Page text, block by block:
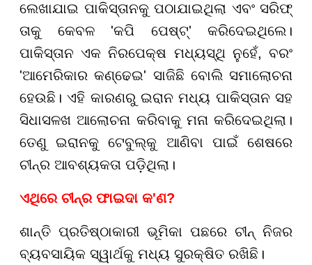
ଲେଖାଯାଇ ପାକିସ୍ତାନକୁ ପଠାଯାଇଥିଲା ଏବଂ ସରିଫ୍
ତାକୁ କେବଳ 'କପି ପେଷ୍ଟ୍' କରିଦେଇଥିଲେ।
ପାକିସ୍ତାନ ଏକ ନିରପେକ୍ଷ ମଧ୍ୟସ୍ଥି ନୁହେଁ, ବରଂ
'ଆମେରିକାର କଣ୍ଢେଇ' ସାଜିଛି ବୋଲି ସମାଲୋଚନା
ହେଉଛି। ଏହି କାରଣରୁ ଇରାନ ମଧ୍ୟ ପାକିସ୍ତାନ ସହ
ସିଧାସଳଖ ଆଲୋଚନା କରିବାକୁ ମନା କରିଦେଇଥିଲା।
ତେଣୁ ଇରାନକୁ ଟେବୁଲ୍କୁ ଆଣିବା ପାଇଁ ଶେଷରେ
ଚୀନ୍ର ଆବଶ୍ୟକତା ପଡ଼ିଥିଲା।
ଏଥିରେ ଚୀନ୍ର ଫାଇଦା କ'ଣ?
ଶାନ୍ତି ପ୍ରତିଷ୍ଠାକାରୀ ଭୂମିକା ପଛରେ ଚୀନ୍ ନିଜର
ବ୍ୟବସାୟିକ ସ୍ୱାର୍ଥକୁ ମଧ୍ୟ ସୁରକ୍ଷିତ ରଖିଛି।